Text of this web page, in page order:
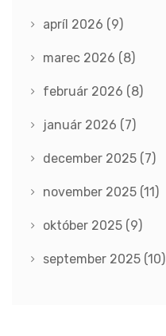
apríl 2026 (9)
marec 2026 (8)
február 2026 (8)
január 2026 (7)
december 2025 (7)
november 2025 (11)
október 2025 (9)
september 2025 (10)